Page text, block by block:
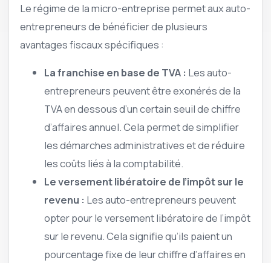
Le régime de la micro-entreprise permet aux auto-
entrepreneurs de bénéficier de plusieurs
avantages fiscaux spécifiques :
La franchise en base de TVA : Les auto-
entrepreneurs peuvent être exonérés de la
TVA en dessous d’un certain seuil de chiffre
d’affaires annuel. Cela permet de simplifier
les démarches administratives et de réduire
les coûts liés à la comptabilité.
Le versement libératoire de l’impôt sur le
revenu : Les auto-entrepreneurs peuvent
opter pour le versement libératoire de l’impôt
sur le revenu. Cela signifie qu’ils paient un
pourcentage fixe de leur chiffre d’affaires en